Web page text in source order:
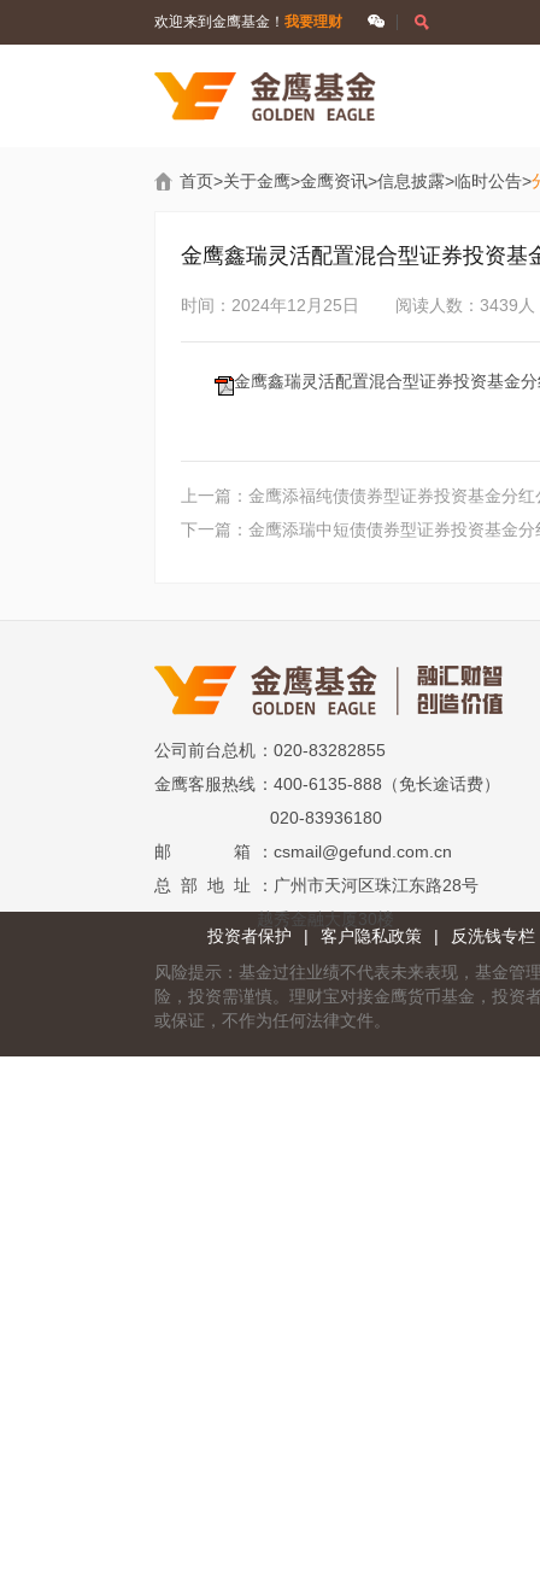
欢迎来到金鹰基金！ 我要理财
首页>关于金鹰>金鹰资讯>信息披露>临时公告>
金鹰鑫瑞灵活配置混合型证券投资基
时间：2024年12月25日 阅读人数：3439人
金鹰鑫瑞灵活配置混合型证券投资基金
上一篇：金鹰添福纯债债券型证券投资基金分红
下一篇：金鹰添瑞中短债债券型证券投资基金分
公司前台总机 ：020-83282855
金鹰客服热线 ：400-6135-888（免长途话费）
020-83936180
邮 箱
：csmail@gefund.com.cn
总 部 地 址
：广州市天河区珠江东路28号
越秀金融大厦30楼
投资者保护
| 客户隐私政策 |
反洗钱专栏
风险提示：基金过往业绩不代表未来表现，基金管
险，投资需谨慎。理财宝对接金鹰货币基金，投资
或保证，不作为任何法律文件。